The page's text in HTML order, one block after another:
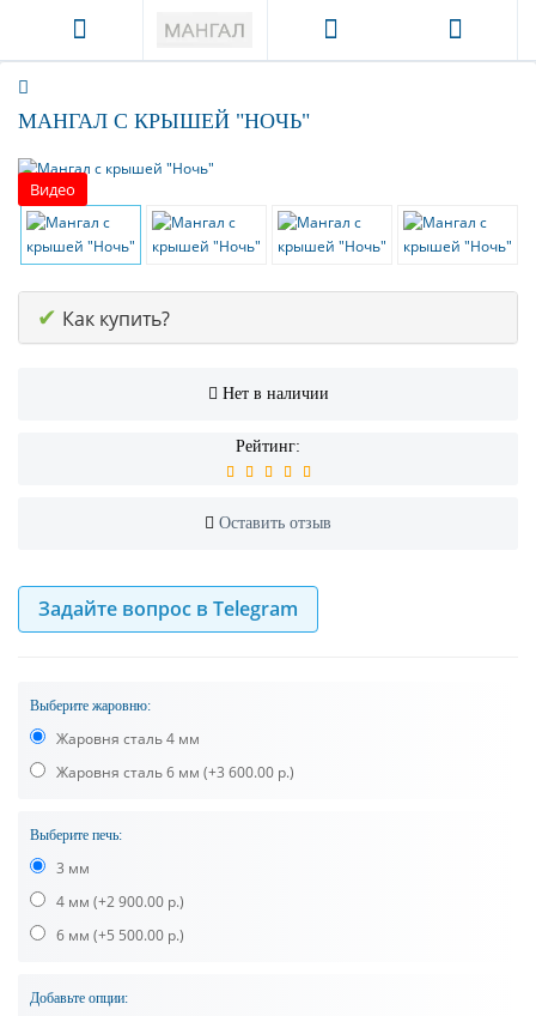
МАНГАЛ С КРЫШЕЙ "НОЧЬ"
Видео
✔ Как купить?
Нет в наличии
Рейтинг:
Оставить отзыв
Задайте вопрос в Telegram
Выберите жаровню:
Жаровня сталь 4 мм
Жаровня сталь 6 мм (+3 600.00 р.)
Выберите печь:
3 мм
4 мм (+2 900.00 р.)
6 мм (+5 500.00 р.)
Добавьте опции: